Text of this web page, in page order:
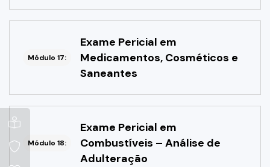
Módulo 17:
Exame Pericial em
Medicamentos, Cosméticos e
Saneantes
Módulo 18:
Exame Pericial em
Combustíveis – Análise de
Adulteração